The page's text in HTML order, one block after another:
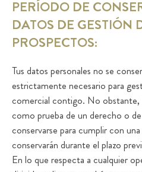
PERÍODO DE
DATOS DE GESTIÓN
PROSPECTOS:
Tus datos personales no se
estrictamente necesario para
comercial contigo. No obstante,
como prueba de un derecho o
conservarse para cumplir con
conservarán durante el plazo
En lo que respecta a cualquier